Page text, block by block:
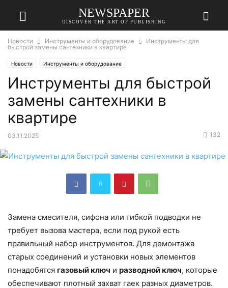
NEWSPAPER
DISCOVER THE ART OF PUBLISHING
Новости Инструменты и оборудование
Инструменты для
быстрой замены сантехники в квартире
Новости Инструменты и оборудование
Инструменты для быстрой
замены сантехники в
квартире
03.11.2025 132
Замена смесителя, сифона или гибкой подводки не
требует вызова мастера, если под рукой есть
правильный набор инструментов. Для демонтажа
старых соединений и установки новых элементов
понадобятся газовый ключ и разводной ключ, которые
обеспечивают плотный захват гаек разных диаметров.